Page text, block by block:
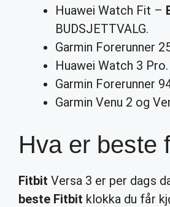
Huawei Watch Fit –
BUDSJETTVALG.
Garmin Forerunner
Huawei Watch 3 Pro.
Garmin Forerunner
Garmin Venu 2 og
Hva er beste
Fitbit Versa 3 er per dags
beste Fitbit klokka du får